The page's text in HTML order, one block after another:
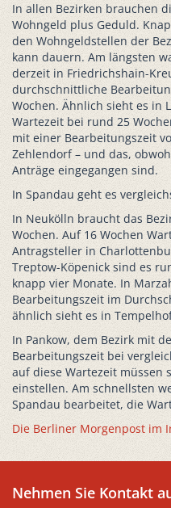
In allen Bezirken brauchen
Wohngeld plus Geduld.
den Wohngeldstellen der
kann dauern. Am längsten
derzeit in Friedrichshain-
durchschnittliche
Wochen. Ähnlich sieht es in
Wartezeit bei rund 25
mit einer Bearbeitungszeit
Zehlendorf – und das,
Anträge eingegangen sind.
In Spandau geht es
In Neukölln braucht das
Wochen. Auf 16 Wochen
Antragsteller in
Treptow-Köpenick sind es
knapp vier Monate. In
Bearbeitungszeit im
ähnlich sieht es in
In Pankow, dem Bezirk mit
Bearbeitungszeit bei
auf diese Wartezeit müssen
einstellen. Am schnellsten
Spandau bearbeitet, die
Die Berliner Morgenpost im
Nehmen Sie Kontakt